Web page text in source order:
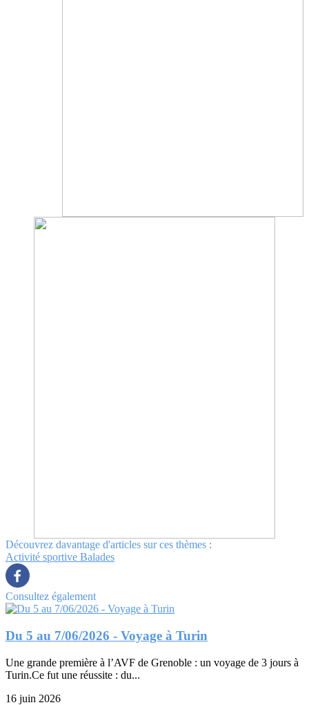
Découvrez davantage d'articles sur ces thèmes :
Activité sportive Balades
Consultez également
Du 5 au 7/06/2026 - Voyage à Turin
Une grande première à l’AVF de Grenoble : un voyage de 3 jours à
Turin.Ce fut une réussite : du...
16 juin 2026